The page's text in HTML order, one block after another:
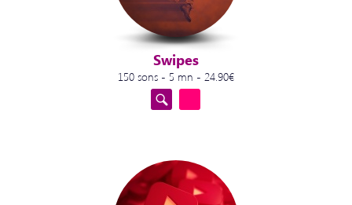
Swipes
150 sons - 5 mn - 24.90€